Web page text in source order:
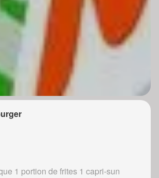
1 portion de frites 1 capri-sun